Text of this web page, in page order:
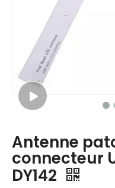
Antenne
connecteur
DY142